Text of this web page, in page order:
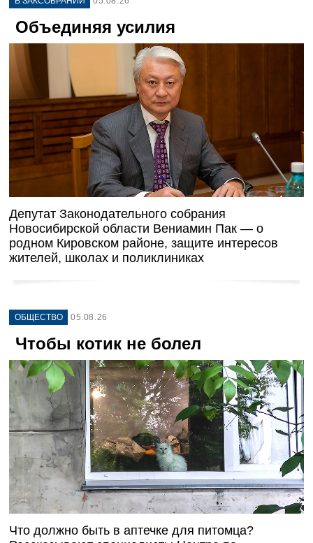
Объединяя усилия
Депутат Законодательного собрания
Новосибирской области Вениамин Пак — о
родном Кировском районе, защите интересов
жителей, школах и поликлиниках
ОБЩЕСТВО 05.08.26
Чтобы котик не болел
Что должно быть в аптечке для питомца?